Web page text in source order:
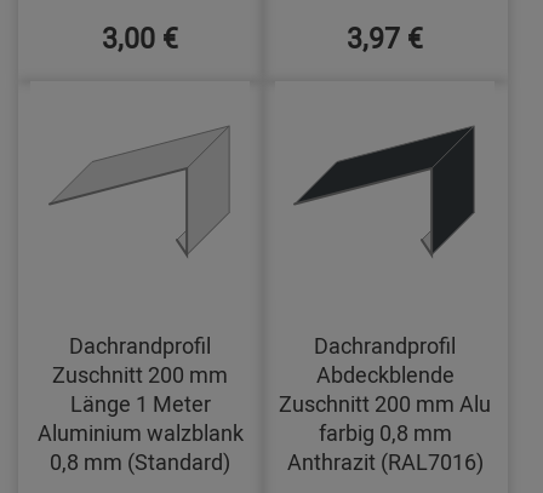
3,00 € 3,97 €
Dachrandprofil
Zuschnitt 200 mm
Länge 1 Meter
Aluminium walzblank
0,8 mm (Standard)
Dachrandprofil
Abdeckblende
Zuschnitt 200 mm Alu
farbig 0,8 mm
Anthrazit (RAL7016)